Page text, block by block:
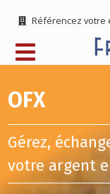
Référencez votre
OFX
Gérez,
votre argent